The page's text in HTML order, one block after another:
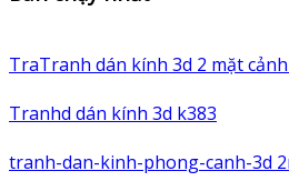
TraTranh dán kính 3d 2 mặt
Tranhd dán kính 3d k383
tranh-dan-kinh-phong-canh-3d